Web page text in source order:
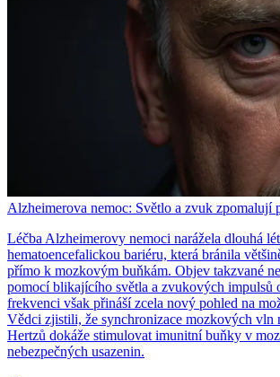
Alzheimerova nemoc: Světlo a zvuk zpomalují
Léčba Alzheimerovy nemoci narážela dlouhá
hematoencefalickou bariéru, která bránila
přímo k mozkovým buňkám. Objev takzvané
pomocí blikajícího světla a zvukových impulsů
frekvenci však přináší zcela nový pohled na
Vědci zjistili, že synchronizace mozkových vln
Hertzů dokáže stimulovat imunitní buňky v
nebezpečných usazenin.